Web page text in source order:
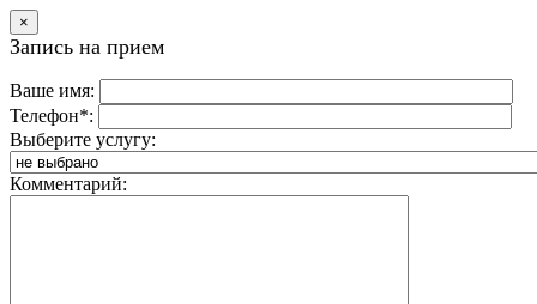
×
Запись на прием
Ваше имя:
Телефон*:
Выберите услугу:
Комментарий: